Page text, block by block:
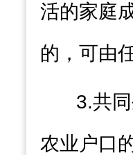
活的家庭
的 ， 可由
3.共
农业户口